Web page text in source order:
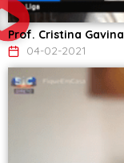
Prof. Cristina Gavina
04-02-2021